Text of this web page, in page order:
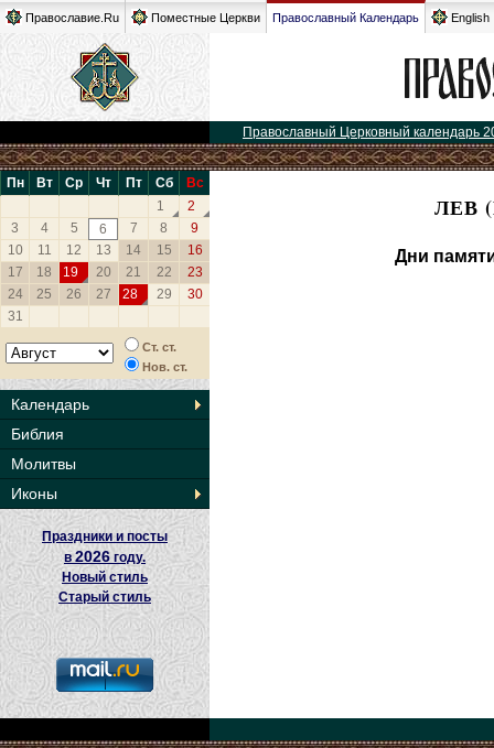
Православие.Ru Поместные Церкви Православный Календарь English
Православный Церковный календарь
Пн Вт Ср Чт Пт Сб
Вс
1
2
3
4 5 6 7 8
9
10
11 12 13 14 15
16
17
18 19 20 21 22
23
24
25 26 27 28 29
30
31
Ст. ст.
Нов. ст.
Календарь
Библия
Молитвы
Иконы
Праздники и посты
в2026 году.
Новый стиль
Старый стиль
ЛЕВ
Дни